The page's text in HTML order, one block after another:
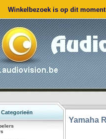
Winkelbezoek is op dit
Categorieën
Yamaha